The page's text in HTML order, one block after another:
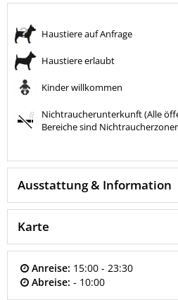
Haustiere auf Anfrage
Haustiere erlaubt
Kinder willkommen
Nichtraucherunterkunft (Alle
Bereiche sind
Ausstattung & Information
Karte
Anreise: 15:00 - 23:30
Abreise: - 10:00